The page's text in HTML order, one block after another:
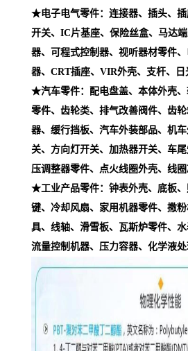
★电子电气零件：连接器、插头、插
开关、IC片基座、保险丝盒、马达
器、可程式控制器、视听器材零件
器、CRT插座、VIR外壳、支杆、日
★汽车零件：配电盘盖、本体外壳
零件、齿轮类、排气改善阀件、齿
器、缓行挡板、汽车外装部品、机
关、方向灯开关、加热器开关、车
压调整器零件、点火线圈外壳、线圈
★工业产品零件：钟表外壳、底板
键、冷却风扇、家用机器零件、撒
具、线轴、滑雪板、瓦斯炉零件、水
流量控制机器、压力容器、化学液处